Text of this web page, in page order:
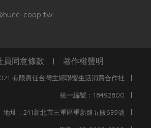
coop.tw
員同意條款 | 著作權聲明
有限責任台灣主婦聯盟生活消費合作社 |
統一編號：18492800 |
地址：241新北市三重區重新路五段639號 |